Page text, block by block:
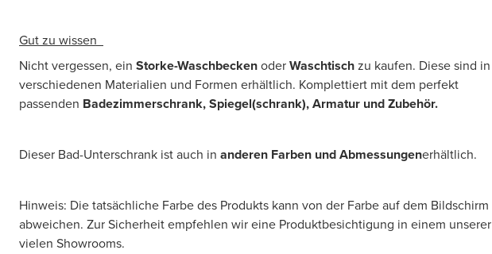
Gut zu wissen
Nicht vergessen, ein Storke-WaschbeckenoderWaschtischzu kaufen. Diese sind in
verschiedenen Materialien und Formen erhältlich. Komplettiert mit dem perfekt
passenden Badezimmerschrank, Spiegel(schrank), Armatur und Zubehör.
Dieser Bad-Unterschrank ist auch in anderen Farben und Abmessungenerhältlich.
Hinweis: Die tatsächliche Farbe des Produkts kann von der Farbe auf dem Bildschirm
abweichen. Zur Sicherheit empfehlen wir eine Produktbesichtigung in einem unserer
vielen Showrooms.